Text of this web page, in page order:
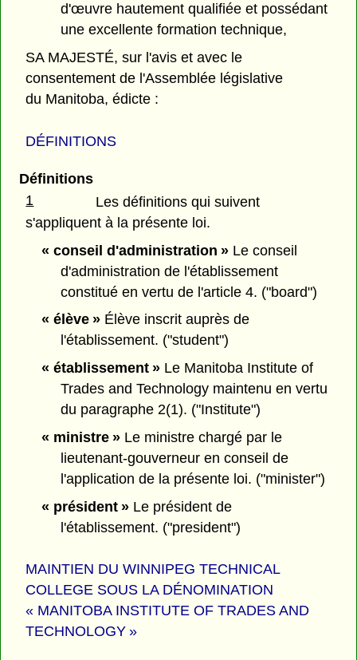
d'œuvre hautement qualifiée et possédant
une excellente formation technique,
SA MAJESTÉ, sur l'avis et avec le
consentement de l'Assemblée législative
du Manitoba, édicte :
DÉFINITIONS
Définitions
1
Les définitions qui suivent
s'appliquent à la présente loi.
« conseil d'administration »Le conseil
d'administration de l'établissement
constitué en vertu de l'article 4. ("board")
« élève » Élève inscrit auprès de
l'établissement. ("student")
« établissement »Le Manitoba Institute of
Trades and Technology maintenu en vertu
du paragraphe 2(1). ("Institute")
« ministre »Le ministre chargé par le
lieutenant-gouverneur en conseil de
l'application de la présente loi. ("minister")
« président »Le président de
l'établissement. ("president")
MAINTIEN DU WINNIPEG TECHNICAL
COLLEGE SOUS LA DÉNOMINATION
« MANITOBA INSTITUTE OF TRADES AND
TECHNOLOGY »